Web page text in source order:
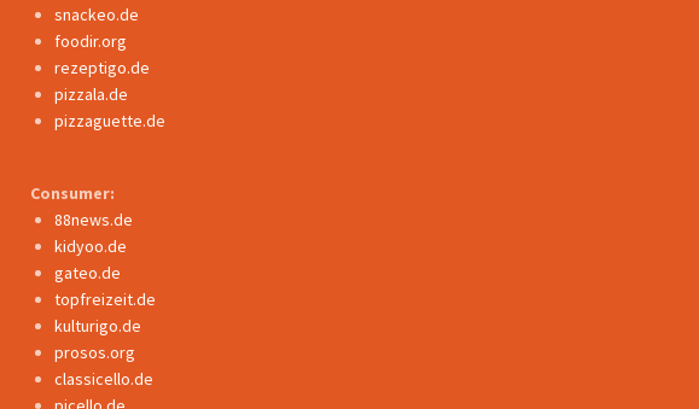
snackeo.de
foodir.org
rezeptigo.de
pizzala.de
pizzaguette.de
Consumer:
88news.de
kidyoo.de
gateo.de
topfreizeit.de
kulturigo.de
prosos.org
classicello.de